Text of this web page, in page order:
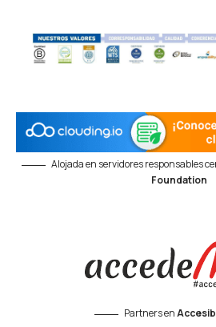
Alojada en servidores responsables
Foundation
Partners en